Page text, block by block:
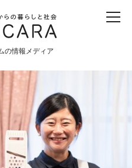
の情報メディア
食べる 震災